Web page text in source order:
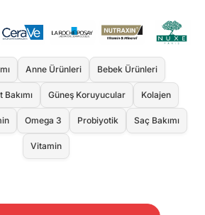
Anne Ürünleri Bebek Ürünleri
Bakımı Güneş Koruyucular Kolajen
Omega 3 Probiyotik Saç Bakımı
Vitamin